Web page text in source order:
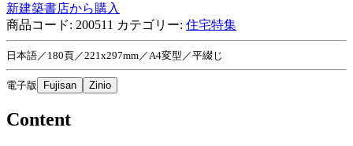
新建築書店から購入
商品コード: 200511 カテゴリー: 住宅特集
日本語／180頁／221x297mm／A4変型／平綴じ
電子版 Fujisan Zinio
Content